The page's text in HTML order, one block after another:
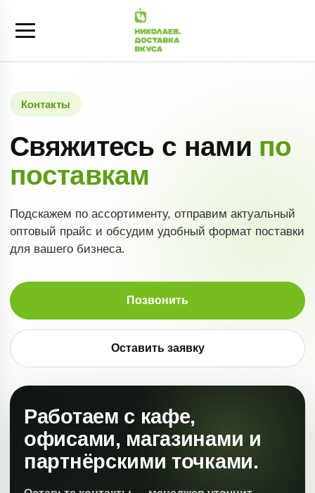
Контакты
Свяжитесь с нами по
поставкам
Подскажем по ассортименту, отправим актуальный
оптовый прайс и обсудим удобный формат поставки
для вашего бизнеса.
Позвонить
Оставить заявку
Работаем с кафе,
офисами, магазинами и
партнёрскими точками.